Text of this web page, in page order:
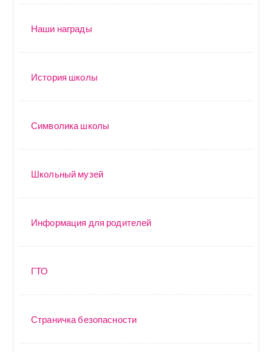
Наши награды
История школы
Символика школы
Школьный музей
Информация для родителей
ГТО
Страничка безопасности